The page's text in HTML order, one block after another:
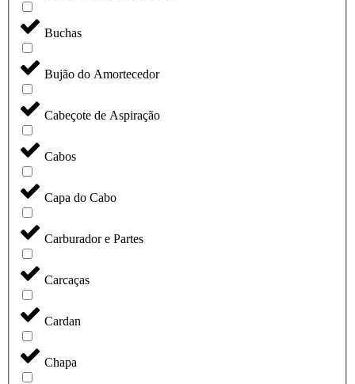
Buchas
Bujão do Amortecedor
Cabeçote de Aspiração
Cabos
Capa do Cabo
Carburador e Partes
Carcaças
Cardan
Chapa